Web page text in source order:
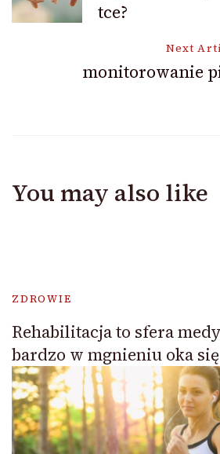
Navigation
tce?
Next
monitorowanie
You may also like
ZDROWIE
Rehabilitacja to sfera
bardzo w mgnieniu oka